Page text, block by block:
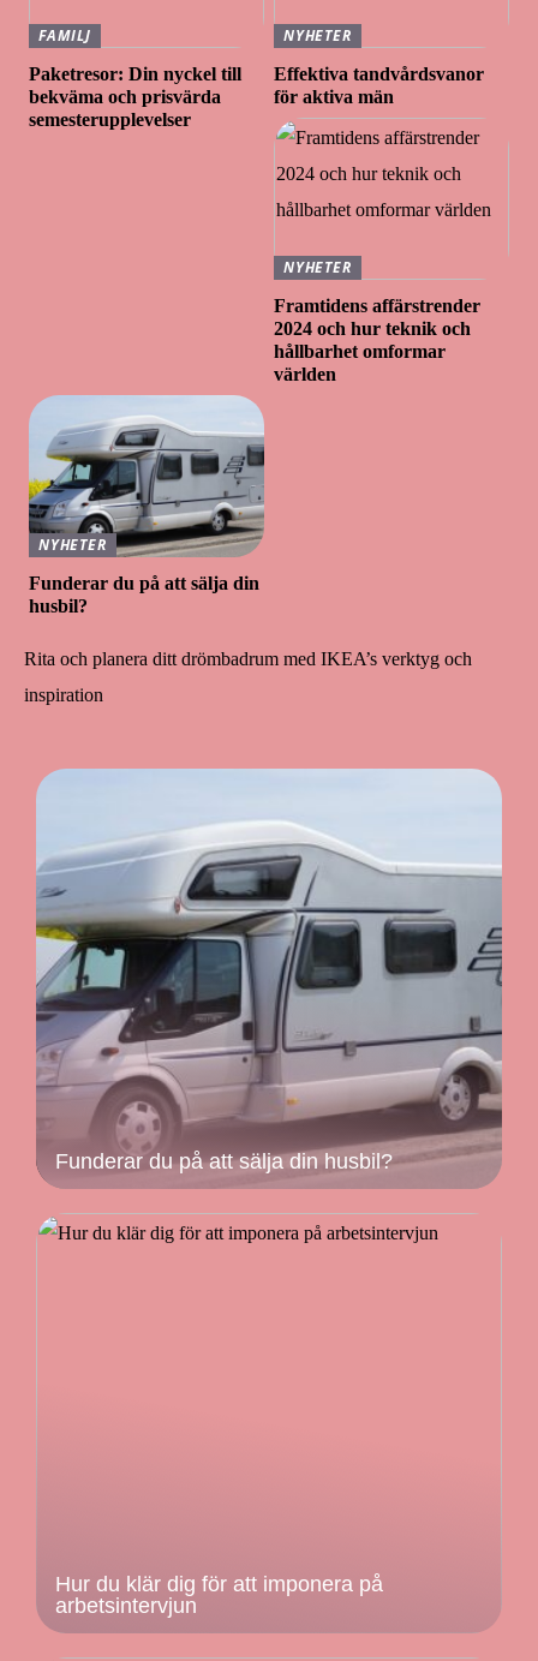
FAMILJ
Paketresor: Din nyckel till
bekväma och prisvärda
semesterupplevelser
NYHETER
Effektiva tandvårdsvanor
för aktiva män
NYHETER
Framtidens affärstrender
2024 och hur teknik och
hållbarhet omformar
världen
NYHETER
Funderar du på att sälja din
husbil?
Rita och planera ditt drömbadrum med IKEA’s verktyg och
inspiration
Funderar du på att sälja din husbil?
Hur du klär dig för att imponera på
arbetsintervjun